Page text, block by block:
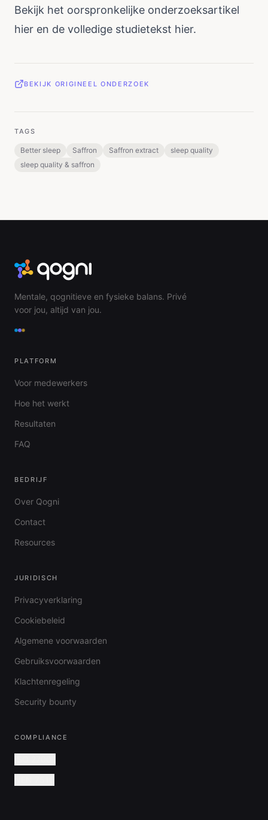
Bekijk het oorspronkelijke onderzoeksartikel
hier en de volledige studietekst hier.
BEKIJK ORIGINEEL ONDERZOEK
TAGS
Better sleep Saffron Saffron extract
sleep quality
sleep quality & saffron
Mentale, qognitieve en fysieke balans. Privé
voor jou, altijd van jou.
PLATFORM
Voor medewerkers
Hoe het werkt
Resultaten
FAQ
BEDRIJF
Over Qogni
Contact
Resources
JURIDISCH
Privacyverklaring
Cookiebeleid
Algemene voorwaarden
Gebruiksvoorwaarden
Klachtenregeling
Security bounty
COMPLIANCE